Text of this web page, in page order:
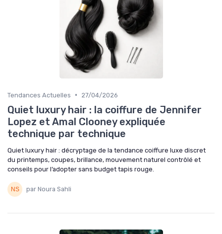
Tendances Actuelles • 27/04/2026
Quiet luxury hair : la coiffure de Jennifer
Lopez et Amal Clooney expliquée
technique par technique
Quiet luxury hair : décryptage de la tendance coiffure luxe discret
du printemps, coupes, brillance, mouvement naturel contrôlé et
conseils pour l’adopter sans budget tapis rouge.
par Noura Sahli